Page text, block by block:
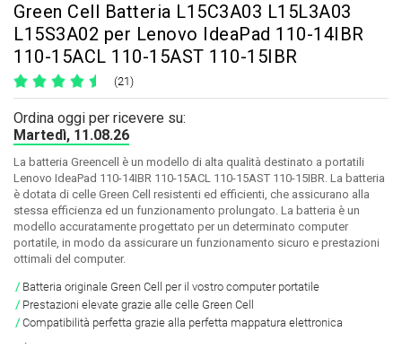
Green Cell Batteria L15C3A03 L15L3A03
L15S3A02 per Lenovo IdeaPad 110-14IBR
110-15ACL 110-15AST 110-15IBR
(21)
Ordina oggi per ricevere su:
Martedì, 11.08.26
La batteria Greencell è un modello di alta qualità destinato a portatili
Lenovo IdeaPad 110-14IBR 110-15ACL 110-15AST 110-15IBR. La batteria
è dotata di celle Green Cell resistenti ed efficienti, che assicurano alla
stessa efficienza ed un funzionamento prolungato. La batteria è un
modello accuratamente progettato per un determinato computer
portatile, in modo da assicurare un funzionamento sicuro e prestazioni
ottimali del computer.
Batteria originale Green Cell per il vostro computer portatile
Prestazioni elevate grazie alle celle Green Cell
Compatibilità perfetta grazie alla perfetta mappatura elettronica
.